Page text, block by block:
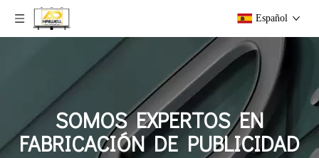
Español
SOMOS EXPERTOS EN
FABRICACIÓN DE PUBLICIDAD